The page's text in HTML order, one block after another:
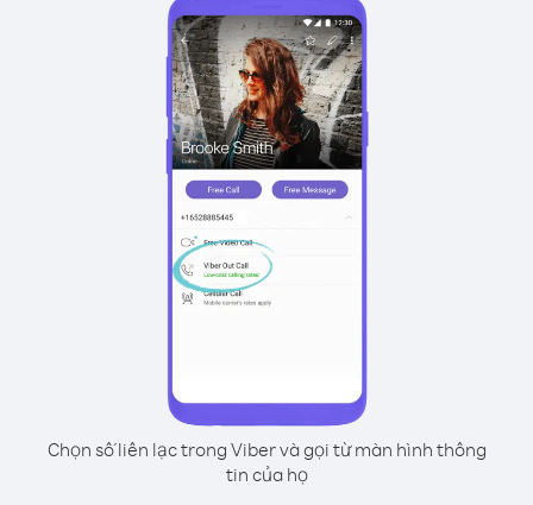
Chọn số liên lạc trong Viber và gọi từ màn hình thông
tin của họ